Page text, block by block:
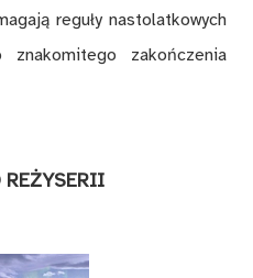
reguły nastolatkowych
zakończenia